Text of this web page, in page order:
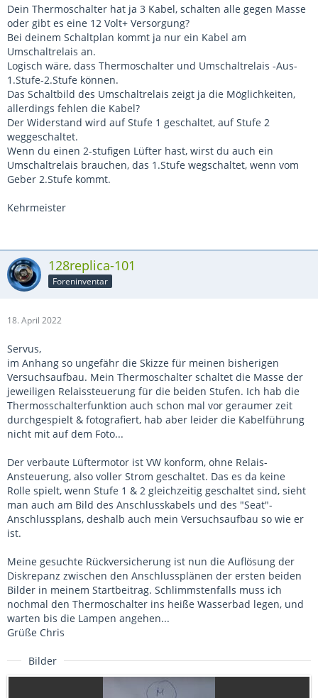
Dein Thermoschalter hat ja 3 Kabel, schalten alle gegen Masse
oder gibt es eine 12 Volt+ Versorgung?
Bei deinem Schaltplan kommt ja nur ein Kabel am
Umschaltrelais an.
Logisch wäre, dass Thermoschalter und Umschaltrelais -Aus-
1.Stufe-2.Stufe können.
Das Schaltbild des Umschaltrelais zeigt ja die Möglichkeiten,
allerdings fehlen die Kabel?
Der Widerstand wird auf Stufe 1 geschaltet, auf Stufe 2
weggeschaltet.
Wenn du einen 2-stufigen Lüfter hast, wirst du auch ein
Umschaltrelais brauchen, das 1.Stufe wegschaltet, wenn vom
Geber 2.Stufe kommt.
Kehrmeister
128replica-101
Foreninventar
18. April 2022
Servus,
im Anhang so ungefähr die Skizze für meinen bisherigen
Versuchsaufbau. Mein Thermoschalter schaltet die Masse der
jeweiligen Relaissteuerung für die beiden Stufen. Ich hab die
Thermosschalterfunktion auch schon mal vor geraumer zeit
durchgespielt & fotografiert, hab aber leider die Kabelführung
nicht mit auf dem Foto...
Der verbaute Lüftermotor ist VW konform, ohne Relais-
Ansteuerung, also voller Strom geschaltet. Das es da keine
Rolle spielt, wenn Stufe 1 & 2 gleichzeitig geschaltet sind, sieht
man auch am Bild des Anschlusskabels und des "Seat"-
Anschlussplans, deshalb auch mein Versuchsaufbau so wie er
ist.
Meine gesuchte Rückversicherung ist nun die Auflösung der
Diskrepanz zwischen den Anschlussplänen der ersten beiden
Bilder in meinem Startbeitrag. Schlimmstenfalls muss ich
nochmal den Thermoschalter ins heiße Wasserbad legen, und
warten bis die Lampen angehen...
Grüße Chris
Bilder